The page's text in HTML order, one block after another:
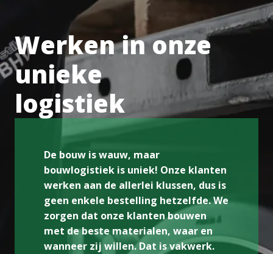
Werken in onze
unieke
logistiek
De bouw is wauw, maar
bouwlogistiek is uniek! Onze klanten
werken aan de allerlei klussen, dus is
geen enkele bestelling hetzelfde. We
zorgen dat onze klanten bouwen
met de beste materialen, waar en
wanneer zij willen. Dat is vakwerk.